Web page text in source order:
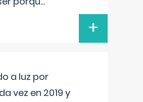
+
a luz por
vez en 2019 y